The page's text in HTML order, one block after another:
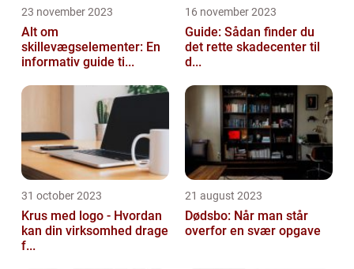
23 november 2023
Alt om
skillevægselementer: En
informativ guide ti...
16 november 2023
Guide: Sådan finder du
det rette skadecenter til
d...
31 october 2023
Krus med logo - Hvordan
kan din virksomhed drage
f...
21 august 2023
Dødsbo: Når man står
overfor en svær opgave